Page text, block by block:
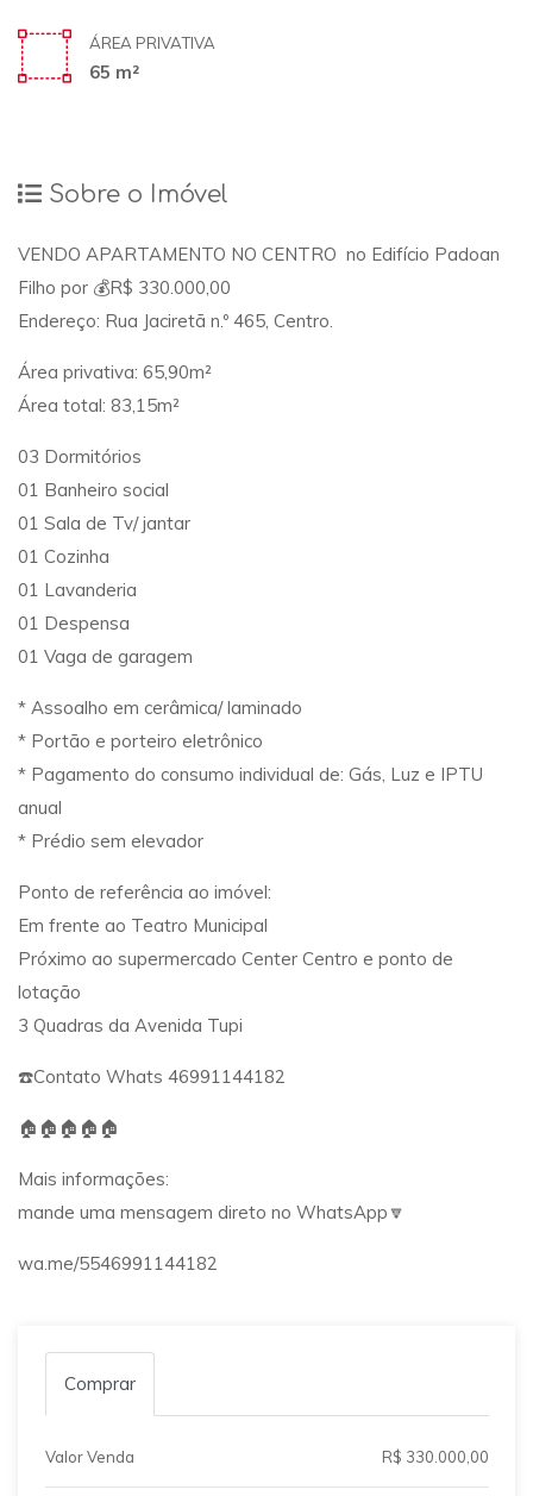
ÁREA PRIVATIVA
65 m²
Sobre o Imóvel
VENDO APARTAMENTO NO CENTRO no Edifício Padoan
Filho por 💰R$ 330.000,00
Endereço: Rua Jaciretã n.º 465, Centro.
Área privativa: 65,90m²
Área total: 83,15m²
03 Dormitórios
01 Banheiro social
01 Sala de Tv/ jantar
01 Cozinha
01 Lavanderia
01 Despensa
01 Vaga de garagem
* Assoalho em cerâmica/ laminado
* Portão e porteiro eletrônico
* Pagamento do consumo individual de: Gás, Luz e IPTU
anual
* Prédio sem elevador
Ponto de referência ao imóvel:
Em frente ao Teatro Municipal
Próximo ao supermercado Center Centro e ponto de
lotação
3 Quadras da Avenida Tupi
☎️Contato Whats 46991144182
🏠🏠🏠🏠🏠
Mais informações:
mande uma mensagem direto no WhatsApp🔽
wa.me/5546991144182
Comprar
Valor Venda R$ 330.000,00